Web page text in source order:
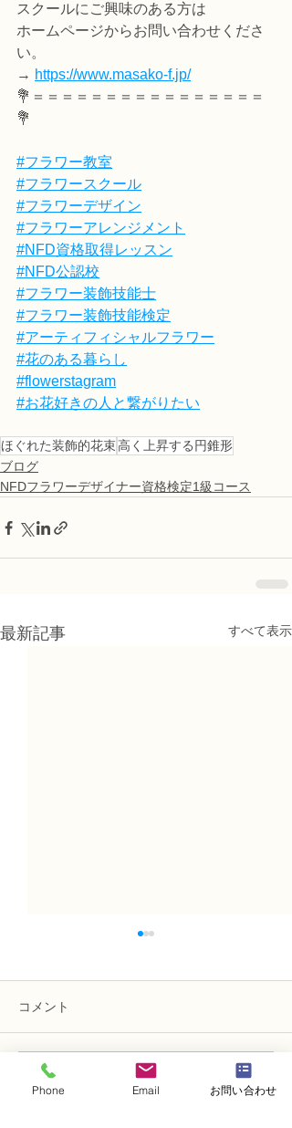
スクールにご興味のある方は
ホームページからお問い合わせくださ
い。
→ https://www.masako-f.jp/
💐＝＝＝＝＝＝＝＝＝＝＝＝＝＝＝＝
💐
#フラワー教室
#フラワースクール
#フラワーデザイン
#フラワーアレンジメント
#NFD資格取得レッスン
#NFD公認校
#フラワー装飾技能士
#フラワー装飾技能検定
#アーティフィシャルフラワー
#花のある暮らし
#flowerstagram
#お花好きの人と繋がりたい
ほぐれた装飾的花束高く上昇する円錐形
ブログ
NFDフラワーデザイナー資格検定1級コース
最新記事 すべて表示
NFD講師研究科コース
コメント
コメントを追加…
Phone Email お問い合わせ